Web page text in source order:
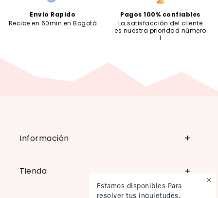
Envío Rapido
Recibe en 60min en Bogotá
Pagos 100% confiables
La satisfacción del cliente
es nuestra prioridad número
1
Información
Tienda
Estamos disponibles Para
resolver tus inquietudes.